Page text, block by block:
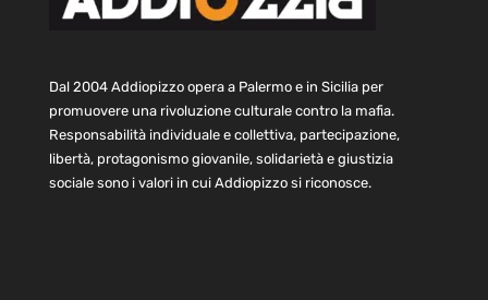
Dal 2004 Addiopizzo opera a Palermo e in Sicilia per
promuovere una rivoluzione culturale contro la mafia.
Responsabilità individuale e collettiva, partecipazione,
libertà, protagonismo giovanile, solidarietà e giustizia
sociale sono i valori in cui Addiopizzo si riconosce.